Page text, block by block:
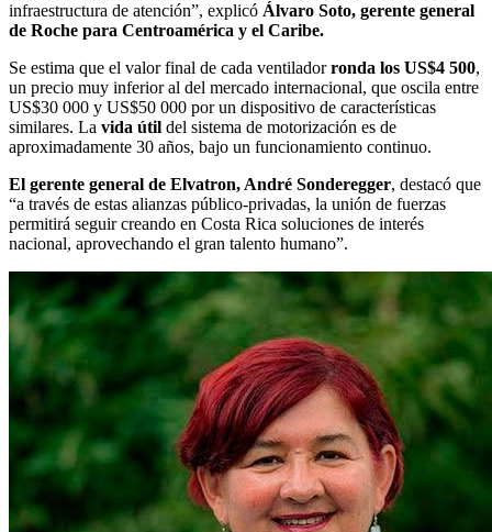
infraestructura de atención”, explicó Álvaro Soto, gerente general
de Roche para Centroamérica y el Caribe.
Se estima que el valor final de cada ventiladorronda los US$4 500,
un precio muy inferior al del mercado internacional, que oscila entre
US$30 000 y US$50 000 por un dispositivo de características
similares. La vida útil del sistema de motorización es de
aproximadamente 30 años, bajo un funcionamiento continuo.
El gerente general de Elvatron, André Sonderegger, destacó que
“a través de estas alianzas público-privadas, la unión de fuerzas
permitirá seguir creando en Costa Rica soluciones de interés
nacional, aprovechando el gran talento humano”.